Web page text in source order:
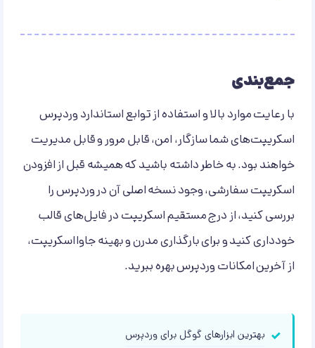
جمع‌بندی
با رعایت موارد بالا و استفاده از توابع استاندارد وردپرس
اسکریپت‌های شما سازگار، امن، قابل مرور و قابل مدیریت
خواهند بود. به خاطر داشته باشید که همیشه قبل از افزودن
اسکریپت سفارشی، وجود نسخه اصلی آن در وردپرس را
بررسی کنید، از درج مستقیم اسکریپت در فایل‌های قالب
خودداری کنید و برای بارگذاری مدرن و بهینه جاوااسکریپت،
از آخرین امکانات وردپرس بهره ببرید.
بهترین ابزارهای گوگل برای وردپرس